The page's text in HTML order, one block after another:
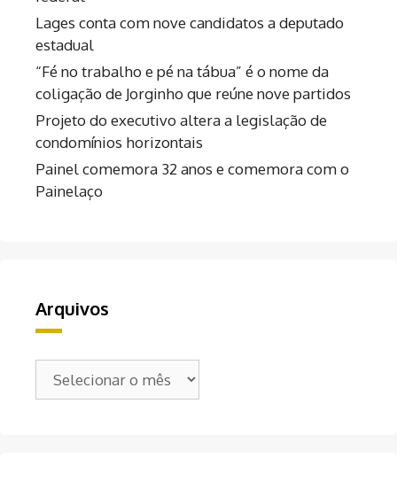
Lages conta com nove candidatos a deputado
estadual
“Fé no trabalho e pé na tábua” é o nome da
coligação de Jorginho que reúne nove partidos
Projeto do executivo altera a legislação de
condomínios horizontais
Painel comemora 32 anos e comemora com o
Painelaço
Arquivos
Arquivos